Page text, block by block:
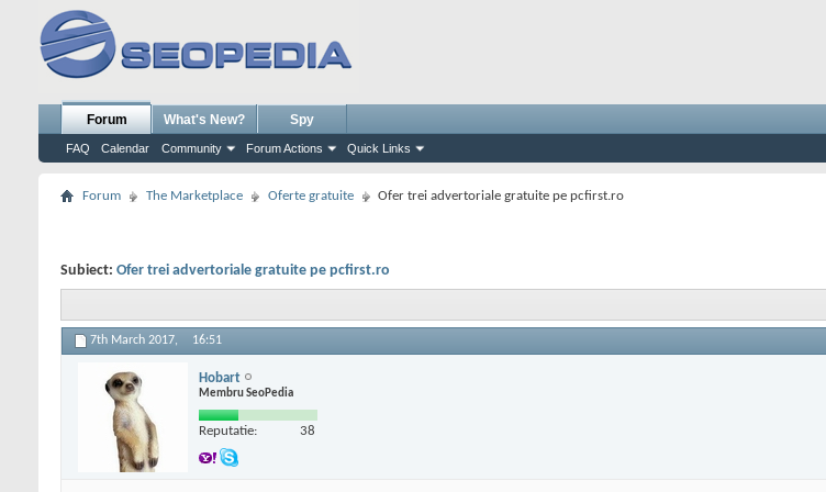
Forum
FAQ Calendar Community Forum Actions Quick Links
What's New? Spy
Forum The Marketplace Oferte gratuite Ofer trei advertoriale gratuite pe pcfirst.ro
Subiect: Ofer trei advertoriale gratuite pe pcfirst.ro
7th March 2017, 16:51
Hobart
Membru SeoPedia
Reputatie: 38